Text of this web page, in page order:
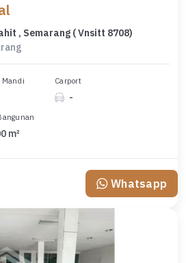
, Semarang ( Vnsitt 8708)
Mandi Carport
-
m²
Whatsapp